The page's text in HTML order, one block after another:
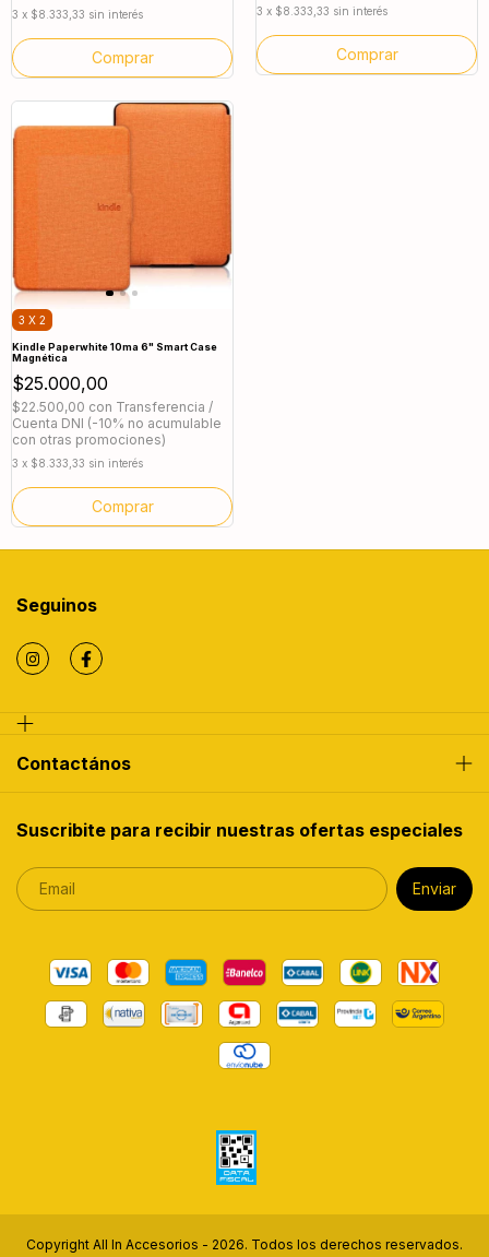
3 x $8.333,33 sin interés
Comprar
3 x $8.333,33 sin interés
Comprar
3 X 2
Kindle Paperwhite 10ma 6" Smart Case
Magnética
$25.000,00
$22.500,00 con Transferencia /
Cuenta DNI (-10% no acumulable
con otras promociones)
3 x $8.333,33 sin interés
Comprar
Seguinos
Contactános
Suscribite para recibir nuestras ofertas especiales
Copyright All In Accesorios - 2026. Todos los derechos reservados.